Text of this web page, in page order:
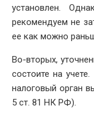
установлен.
рекомендуем не
ее как можно
Во-вторых,
состоите на
налоговый орган
5 ст. 81 НК РФ).